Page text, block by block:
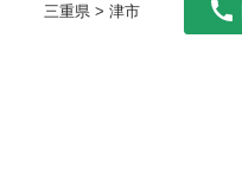
三重県 > 津市